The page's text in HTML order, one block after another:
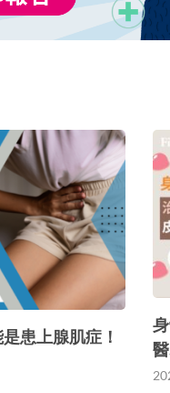
患上腺肌症！